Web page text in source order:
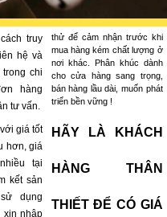
truy
hệ và
chi
hàng
tư vấn.
giá tốt
hơn, giá
tại
kết sản
dụng
xin nhập
thử để cảm nhận trước khi
mua hàng kém chất lượng ở
nơi khác. Phân khúc dành
cho cửa hàng sang trọng,
bán hàng lầu dài, muốn phát
triển bền vững !
HÃY LÀ KHÁCH
HÀNG THÂN
THIẾT ĐỂ CÓ GIÁ